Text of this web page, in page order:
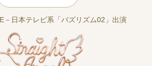
日本テレビ系「バズリズム02」出演